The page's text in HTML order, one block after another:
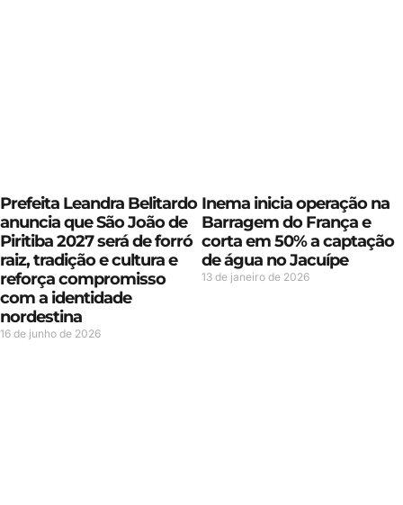
Prefeita Leandra Belitardo
anuncia que São João de
Piritiba 2027 será de forró
raiz, tradição e cultura e
reforça compromisso
com a identidade
nordestina
16 de junho de 2026
Inema inicia operação na
Barragem do França e
corta em 50% a captação
de água no Jacuípe
13 de janeiro de 2026